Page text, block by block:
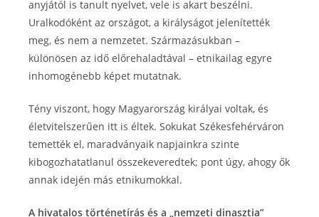
anyjától is tanult nyelvet, vele is akart beszélni.
Uralkodóként az országot, a királyságot jelenítették
meg, és nem a nemzetet. Származásukban –
különösen az idő előrehaladtával – etnikailag egyre
inhomogénebb képet mutatnak.
Tény viszont, hogy Magyarország királyai voltak, és
életvitelszerűen itt is éltek. Sokukat Székesfehérváron
temették el, maradványaik napjainkra szinte
kibogozhatatlanul összekeveredtek; pont úgy, ahogy ők
annak idején más etnikumokkal.
A hivatalos történetírás és a „nemzeti dinasztia”